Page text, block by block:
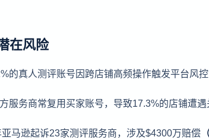
在风险
的真人测评账号因跨店铺高频操作触发平台风控
服务商常复用买家账号，导致17.3%的店铺遭
马逊起诉23家测评服务商，涉及$4300万赔偿